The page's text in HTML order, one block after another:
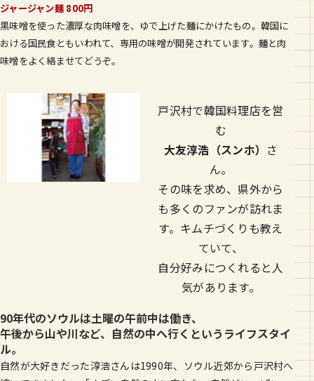
ジャージャン麺 800円
黒味噌を使った濃厚な肉味噌を、ゆで上げた麺にかけたもの。韓国に
おける国民食ともいわれて、専用の味噌が開発されています。麺と肉
味噌をよく絡ませてどうぞ。
戸沢村で韓国料理店を営
む
大友淳浩（スンホ） さ
ん。
その味を求め、県外から
も多くのファンが訪れま
す。 キムチづくりも教え
ていて、
自分好みにつくれると人
気があります。
90年代のソウルは土曜の午前中は働き、
午後から山や川など、自然の中へ行くというライフスタイ
ル。
自然が大好きだった淳浩さんは1990年、ソウル近郊から戸沢村へ